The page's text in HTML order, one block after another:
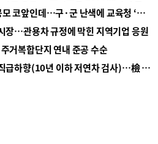
■ 교육혁신선도지 공모 코앞인데…구·군 난색에 교육청 ‘쩔쩔’
장…관용차 규정에 막힌 지역기업 응원
거복합단지 연내 준공 수순
■ 검사 신분 버리고 직급하향(10년 이하 저연차 검사)…檢 중수청행 기피